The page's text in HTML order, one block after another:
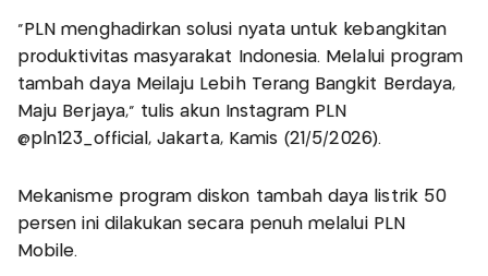
"PLN menghadirkan solusi nyata untuk kebangkitan
produktivitas masyarakat Indonesia. Melalui program
tambah daya Meilaju Lebih Terang Bangkit Berdaya,
Maju Berjaya," tulis akun Instagram PLN
@pln123_official, Jakarta, Kamis (21/5/2026).
Mekanisme program diskon tambah daya listrik 50
persen ini dilakukan secara penuh melalui PLN
Mobile.